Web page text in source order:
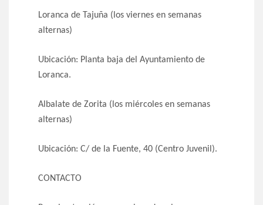
Loranca de Tajuña (los viernes en semanas
alternas)
Ubicación: Planta baja del Ayuntamiento de
Loranca.
Albalate de Zorita (los miércoles en semanas
alternas)
Ubicación: C/ de la Fuente, 40 (Centro Juvenil).
CONTACTO